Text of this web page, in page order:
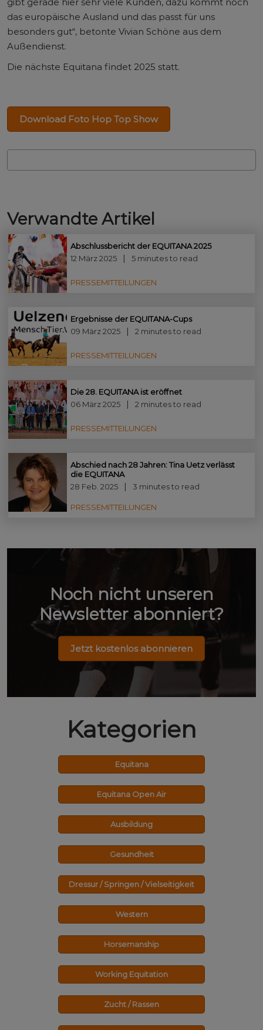
das europäische Ausland und das passt für uns
besonders gut“, betonte Vivian Schöne aus dem
Außendienst.
Die nächste Equitana findet 2025 statt.
Download Foto Hop Top Show
Verwandte Artikel
Abschlussbericht der EQUITANA 2025
12 März 2025
5 minutes to read
PRESSEMITTEILUNGEN
Ergebnisse der EQUITANA-Cups
09 März 2025
2 minutes to read
PRESSEMITTEILUNGEN
Die 28. EQUITANA ist eröffnet
06 März 2025
2 minutes to read
PRESSEMITTEILUNGEN
Abschied nach 28 Jahren: Tina Uetz verlässt
die EQUITANA
28 Feb. 2025
3 minutes to read
PRESSEMITTEILUNGEN
Noch nicht unseren
Newsletter abonniert?
Jetzt kostenlos abonnieren
Kategorien
Equitana
Equitana Open Air
Ausbildung
Gesundheit
Dressur / Springen / Vielseitigkeit
Western
Horsemanship
Working Equitation
Zucht / Rassen